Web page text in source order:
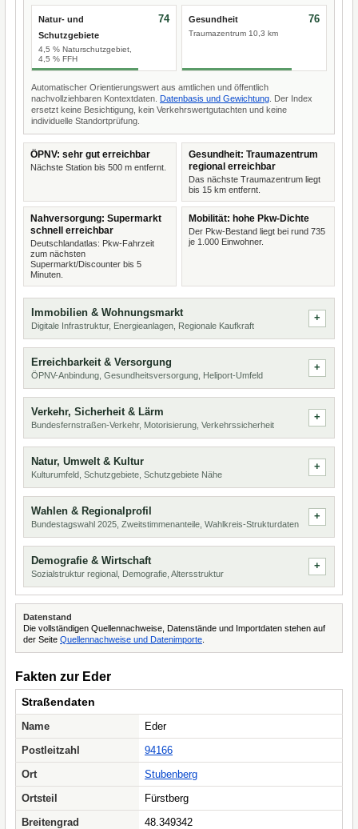
Natur- und
Schutzgebiete
4,5 % Naturschutzgebiet,
4,5 % FFH
74 Gesundheit
Traumazentrum 10,3 km
76
Automatischer Orientierungswert aus amtlichen und öffentlich
nachvollziehbaren Kontextdaten. Datenbasis und Gewichtung . Der Index
ersetzt keine Besichtigung, kein Verkehrswertgutachten und keine
individuelle Standortprüfung.
ÖPNV: sehr gut erreichbar
Nächste Station bis 500 m entfernt.
Gesundheit: Traumazentrum
regional erreichbar
Das nächste Traumazentrum liegt
bis 15 km entfernt.
Nahversorgung: Supermarkt
schnell erreichbar
Deutschlandatlas: Pkw-Fahrzeit
zum nächsten
Supermarkt/Discounter bis 5
Minuten.
Mobilität: hohe Pkw-Dichte
Der Pkw-Bestand liegt bei rund 735
je 1.000 Einwohner.
Immobilien & Wohnungsmarkt
Digitale Infrastruktur, Energieanlagen, Regionale Kaufkraft
Erreichbarkeit & Versorgung
ÖPNV-Anbindung, Gesundheitsversorgung, Heliport-Umfeld
Verkehr, Sicherheit & Lärm
Bundesfernstraßen-Verkehr, Motorisierung, Verkehrssicherheit
Natur, Umwelt & Kultur
Kulturumfeld, Schutzgebiete, Schutzgebiete Nähe
Wahlen & Regionalprofil
Bundestagswahl 2025, Zweitstimmenanteile, Wahlkreis-Strukturdaten
Demografie & Wirtschaft
Sozialstruktur regional, Demografie, Altersstruktur
Datenstand
Die vollständigen Quellennachweise, Datenstände und Importdaten stehen auf
der Seite Quellennachweise und Datenimporte
Fakten zur Eder
Straßendaten
Name
Eder
Postleitzahl
94166
Ort
Stubenberg
Ortsteil
Fürstberg
Breitengrad
48.349342